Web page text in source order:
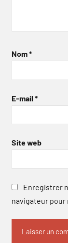
Nom*
E-mail *
Site web
Enregistrer
navigateur pour